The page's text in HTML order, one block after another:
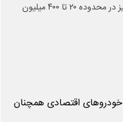
داشته و کاهش قیمت در برخی از خودروهای مونتاژی نیز در محدوده ۲۰ تا ۴۰۰ میلیون